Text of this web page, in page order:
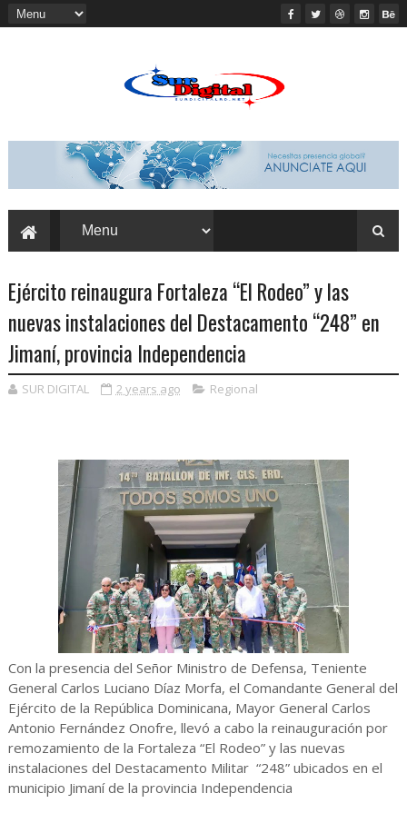
Ejército reinaugura Fortaleza “El Rodeo” y las
nuevas instalaciones del Destacamento “248” en
Jimaní, provincia Independencia
SUR DIGITAL 2 years ago Regional
Con la presencia del Señor Ministro de Defensa, Teniente
General Carlos Luciano Díaz Morfa, el Comandante General del
Ejército de la República Dominicana, Mayor General Carlos
Antonio Fernández Onofre, llevó a cabo la reinauguración por
remozamiento de la Fortaleza “El Rodeo” y las nuevas
instalaciones del Destacamento Militar “248” ubicados en el
municipio Jimaní de la provincia Independencia